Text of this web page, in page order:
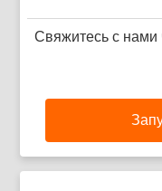
Свяжитесь с нами